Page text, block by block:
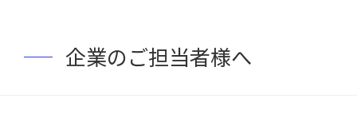
企業のご担当者様へ